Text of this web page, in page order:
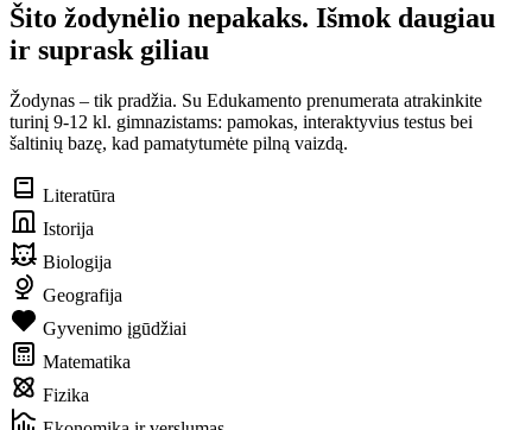
Šito žodynėlio nepakaks. Išmok daugiau
ir suprask giliau
Žodynas – tik pradžia. Su Edukamento prenumerata atrakinkite
turinį 9-12 kl. gimnazistams: pamokas, interaktyvius testus bei
šaltinių bazę, kad pamatytumėte pilną vaizdą.
Literatūra
Istorija
Biologija
Geografija
Gyvenimo įgūdžiai
Matematika
Fizika